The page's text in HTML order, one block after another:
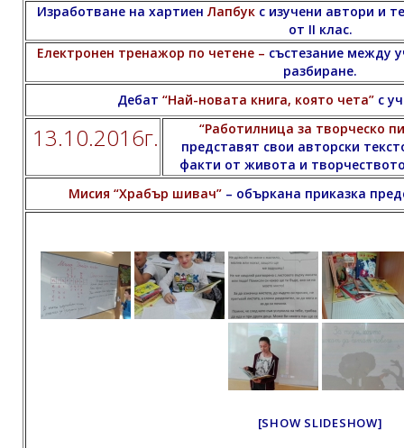
Изработване на хартиенЛапбукс изучени автори и
от II клас.
Електронен тренажор по четене – състезание между
разбиране.
Дебат “Най-новата книга, която чета”с
13.10.2016г.
“Работилница за творческо
представят свои авторски
факти от живота и
Мисия “Храбър шивач” – объркана приказка
[SHOW SLIDESHOW]